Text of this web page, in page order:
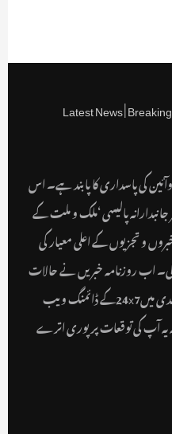
کی پاسداری کا پابند ہے۔ اس
پالیسی ‘ملک و ملت کے
و تجزیوں کے اعلی معیار کی
اب روزنامہ خبریں نے حالات
کے تقاضوں کے تحت اردو کے ساتھ ہندی میں24x7کے ڈائمنگ ویب
آپ کی توقعات پر پوری اترے